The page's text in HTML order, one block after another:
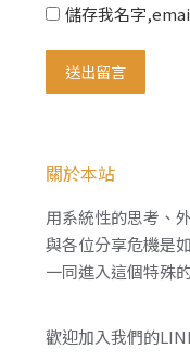
儲存我名字
送出留言
關於本站
用系統性的思考、
與各位分享危機是
一同進入這個特殊
歡迎加入我們的